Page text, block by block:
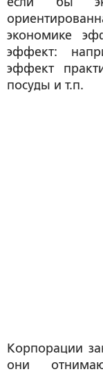
экономике
эффект:
эффект
посуды и т.п.
Корпорации
они